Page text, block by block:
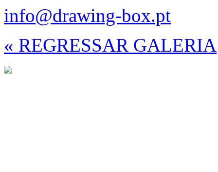
info@drawing-box.pt
« REGRESSAR GALERIA